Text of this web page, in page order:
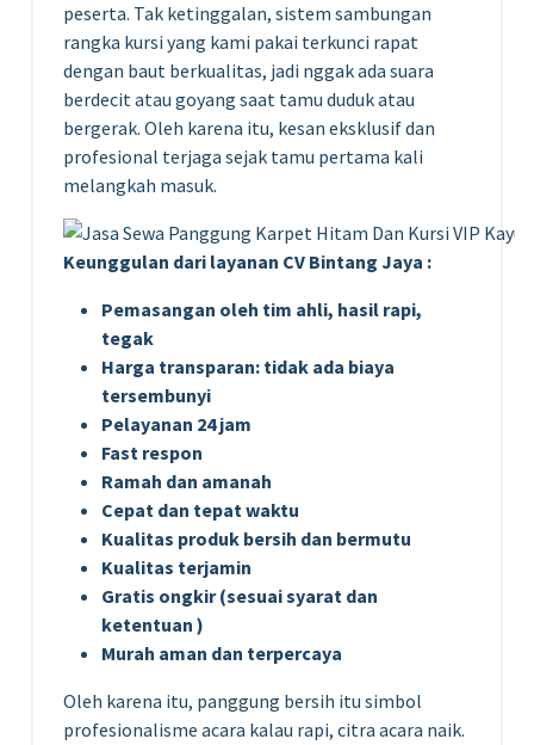
peserta. Tak ketinggalan, sistem sambungan
rangka kursi yang kami pakai terkunci rapat
dengan baut berkualitas, jadi nggak ada suara
berdecit atau goyang saat tamu duduk atau
bergerak. Oleh karena itu, kesan eksklusif dan
profesional terjaga sejak tamu pertama kali
melangkah masuk.
Keunggulan dari layanan CV Bintang Jaya :
Pemasangan oleh tim ahli, hasil rapi,
tegak
Harga transparan: tidak ada biaya
tersembunyi
Pelayanan 24 jam
Fast respon
Ramah dan amanah
Cepat dan tepat waktu
Kualitas produk bersih dan bermutu
Kualitas terjamin
Gratis ongkir (sesuai syarat dan
ketentuan )
Murah aman dan terpercaya
Oleh karena itu, panggung bersih itu simbol
profesionalisme acara kalau rapi, citra acara naik.